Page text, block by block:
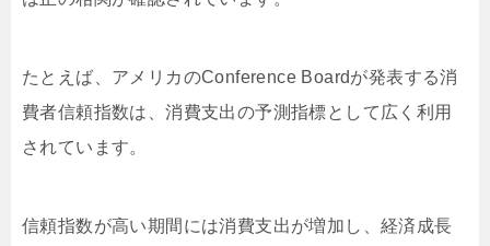
たとえば、アメリカのConference Boardが発表する消
費者信頼指数は、消費支出の予測指標として広く利用
されています。
信頼指数が高い期間には消費支出が増加し、経済成長